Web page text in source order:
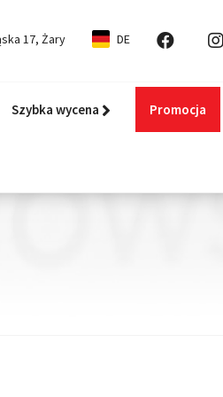
17, Żary DE
Szybka wycena Promocja